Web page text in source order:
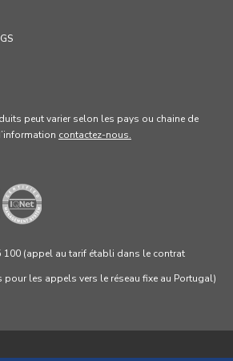
peut varier selon les pays ou chaine de
contactez-nous.
100 (appel au tarif établi dans le contrat
les appels vers le réseau fixe au Portugal)